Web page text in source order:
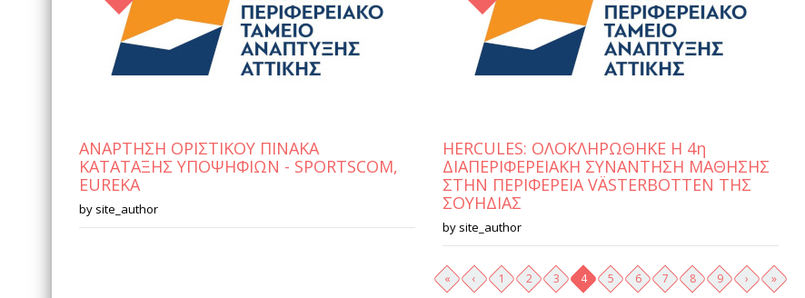
ΑΝΑΡΤΗΣΗ ΟΡΙΣΤΙΚΟΥ ΠΙΝΑΚΑ
ΚΑΤΑΤΑΞΗΣ ΥΠΟΨΗΦΙΩΝ - SPORTSCOM,
EUREKA
by site_author
HERCULES: ΟΛΟΚΛΗΡΩΘΗΚΕ Η 4η
ΔΙΑΠΕΡΙΦΕΡΕΙΑΚΗ ΣΥΝΑΝΤΗΣΗ ΜΑΘΗΣΗΣ
ΣΤΗΝ ΠΕΡΙΦΕΡΕΙΑ VÄSTERBOTTEN ΤΗΣ
ΣΟΥΗΔΙΑΣ
by site_author
« ‹ 1 2 3 4 5 6 7 8 9 › »